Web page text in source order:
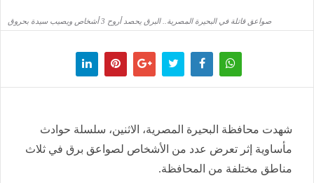
صواعق قاتلة في البحيرة المصرية.. البرق يحصد أروح 3 أشخاص ويصيب سيدة بحروق
شهدت محافظة البحيرة المصرية، الاثنين، سلسلة حوادث
مأساوية إثر تعرض عدد من الأشخاص لصواعق برق في ثلاث
مناطق مختلفة من المحافظة.